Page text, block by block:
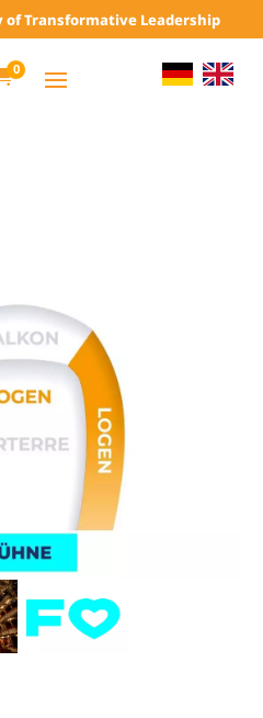
Transformative Leadership
0